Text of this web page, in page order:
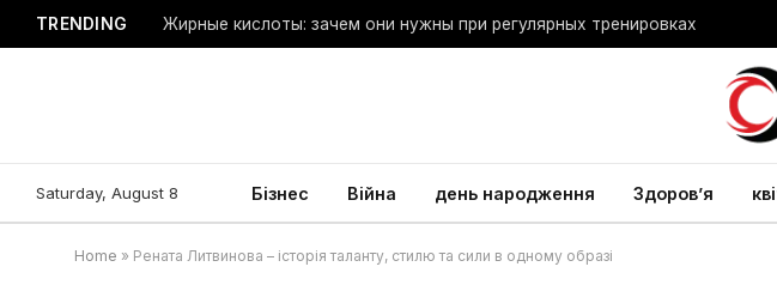
TRENDING Жирные кислоты: зачем они нужны при регулярных тренировках
Saturday, August 8 Бізнес Війна день народження Здоров’я
Home » Рената Литвинова – історія таланту, стилю та сили в одному образі